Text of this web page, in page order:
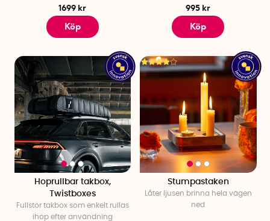
1699 kr
Köp
995 kr
Köp
Hoprullbar takbox,
Twistboxes
Fullstor takbox som enkelt rullas
ihop efter användning
Stumpastaken
Låter ljusen brinna hela vägen
ned